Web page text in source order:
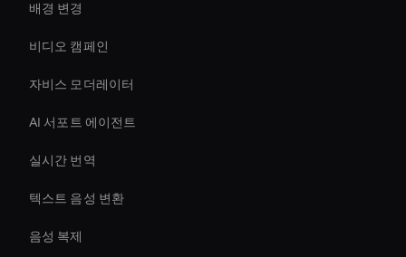
배경 변경
비디오 캠페인
자비스 모더레이터
AI 서포트 에이전트
실시간 번역
텍스트 음성 변환
음성 복제